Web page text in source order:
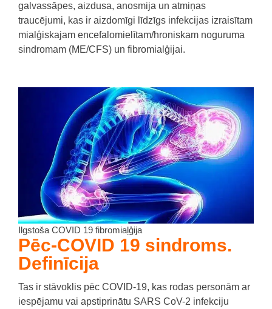
galvassāpes, aizdusa, anosmija un atmiņas
traucējumi, kas ir aizdomīgi līdzīgs infekcijas izraisītam
mialģiskajam encefalomielītam/hroniskam noguruma
sindromam (ME/CFS) un fibromialģijai.
Ilgstoša COVID 19 fibromiaļģija
Pēc-COVID 19 sindroms.
Definīcija
Tas ir stāvoklis pēc COVID-19, kas rodas personām ar
iespējamu vai apstiprinātu SARS CoV-2 infekciju